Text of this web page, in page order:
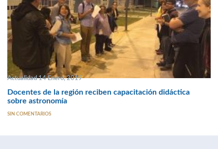
Actualidad 14 Enero, 2019
Docentes de la región reciben capacitación didáctica
sobre astronomía
SIN COMENTARIOS